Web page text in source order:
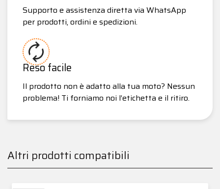
Supporto e assistenza diretta via WhatsApp
per prodotti, ordini e spedizioni.
Reso facile
Il prodotto non è adatto alla tua moto? Nessun
problema! Ti forniamo noi l’etichetta e il ritiro.
Altri prodotti compatibili